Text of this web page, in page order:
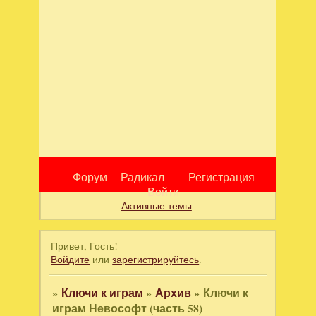
Форум Радикал
Регистрация
Войти
Активные темы
Привет, Гость!
Войдите илизарегистрируйтесь.
» Ключи к играм » Архив» Ключи к
играм Невософт (часть 58)